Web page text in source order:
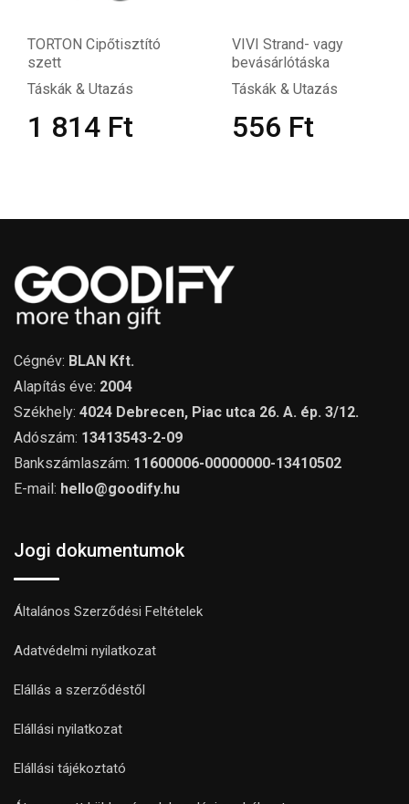
TORTON Cipőtisztító
szett
Táskák & Utazás
1 814 Ft
VIVI Strand- vagy
bevásárlótáska
Táskák & Utazás
556 Ft
Cégnév: BLAN Kft.
Alapítás éve: 2004
Székhely: 4024 Debrecen, Piac utca 26. A. ép. 3/12.
Adószám: 13413543-2-09
Bankszámlaszám: 11600006-00000000-13410502
E-mail: hello@goodify.hu
Jogi dokumentumok
Általános Szerződési Feltételek
Adatvédelmi nyilatkozat
Elállás a szerződéstől
Elállási nyilatkozat
Elállási tájékoztató